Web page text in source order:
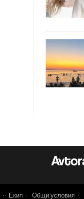
Екип Общи условия